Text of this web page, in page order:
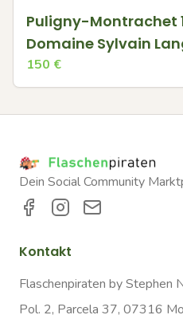
Puligny-Montrachet
Domaine Sylvain
150 €
Dein Social Community
Kontakt
Flaschenpiraten by Stephen
Pol. 2, Parcela 37, 07316